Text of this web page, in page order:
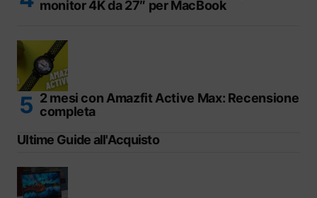
monitor 4K da 27″ per MacBook
2 mesi con Amazfit Active Max: Recensione
completa
Ultime Guide all'Acquisto